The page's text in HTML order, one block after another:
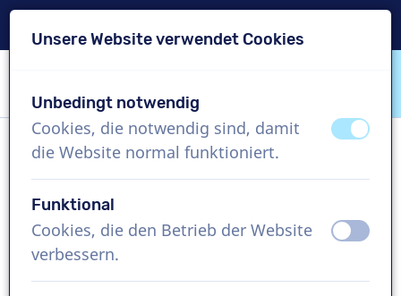
VoiceProductions
Olga
US$ 304,95
Imagefilm , 1 - 250 Wörter
Unsere Website verwendet Cookies
Unbedingt notwendig
Cookies, die notwendig sind, damit
die Website normal funktioniert.
aus
an
Funktional
Cookies, die den Betrieb der Website
verbessern.
ausan